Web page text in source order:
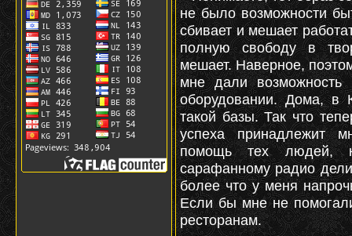
не было возможности
сбивает и мешает
полную свободу в
мешает. Наверное,
мне дали возможность
оборудовании. Дома, в
такой базы. Так что
успеха принадлежит
помощь тех людей,
сарафанному радио
более что у меня
Если бы мне не
ресторанам.